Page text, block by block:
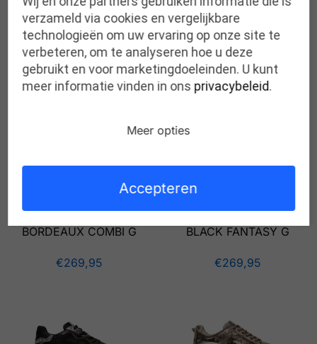
Gerelateerde producten
BORDEAUX COMBI G
€269,95
BLACK FANTASY G
€269,95
verzameld via cookies en vergelijkbare
technologieën om uw ervaring op onze site te
verbeteren, om te analyseren hoe u deze
gebruikt en voor marketingdoeleinden. U kunt
meer informatie vinden in ons privacybeleid.
Meer opties
Accepteren